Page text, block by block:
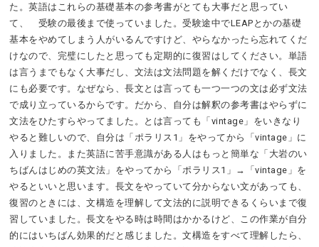
た。英語はこれらの基礎基本の参考書がとても大事だと思ってい
て、 受験の最後まで使っていました。受験途中でLEAPとかの基礎
基本をやめてしまう人がいるんですけど、やらなかったら忘れてくだ
けなので、完璧にしたと思っても定期的に復習はしてください。単語
は言うまでもなく大事だし、文法は文法問題を解くだけでなく、長文
にも必要です。なぜなら、長文とは言っても一つ一つの文は必ず文法
で成り立っているからです。だから、自分は解釈の参考書はやらずに
文法をひたすらやってました。とは言っても「vintage」をいきなり
やると難しいので、自分は「ポラリス1」をやってから「vintage」に
入りました。また英語に苦手意識がある人はもっと簡単な「大岩のい
ちばんはじめの英文法」をやってから「ポラリス1」→「vintage」を
やるといいと思います。長文をやっていて分からない文があっても、
復習のときには、文構造を理解して文法的に説明できるくらいまで復
習していました。長文をやる時は時間はかかるけど、この作業が自分
的にはいちばん効果的だと感じました。文構造をすべて理解したら、